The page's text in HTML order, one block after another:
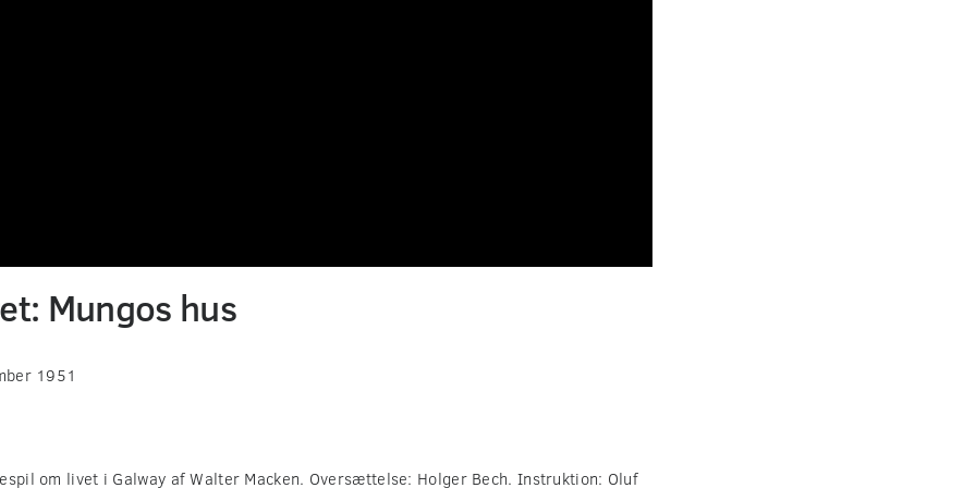
Mungos hus
1951
om livet i Galway af Walter Macken. Oversættelse: Holger Bech. Instruktion: Oluf